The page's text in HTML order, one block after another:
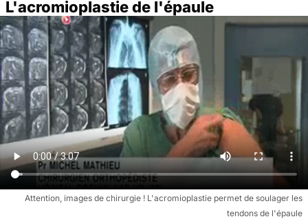
L'acromioplastie de l'épaule
Attention, images de chirurgie ! L'acromioplastie permet de soulager les
tendons de l'épaule